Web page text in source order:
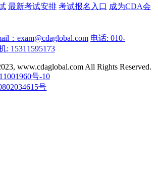
最新考试安排 考试报名入口 成为CDA会
：exam@cdaglobal.com 电话: 010-
: 15311595173
www.cdaglobal.com All Rights Reserved.
号-10
号